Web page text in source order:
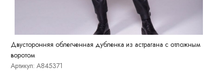
Двусторонняя облегченная дубленка из астрагана с отложным
воротом
Артикул: A845371